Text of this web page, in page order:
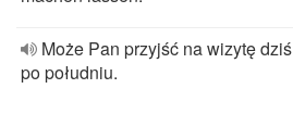
Może Pan przyjść na wizytę dziś
po południu.